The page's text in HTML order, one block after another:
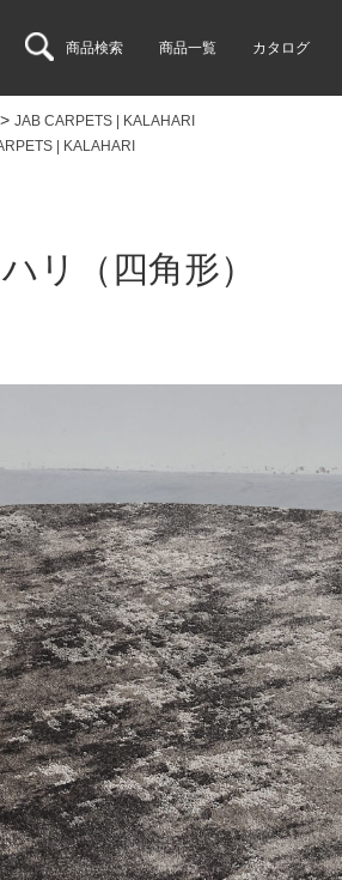
商品検索 商品一覧 カタログ
> JAB CARPETS | KALAHARI
| KALAHARI
リ（四角形）